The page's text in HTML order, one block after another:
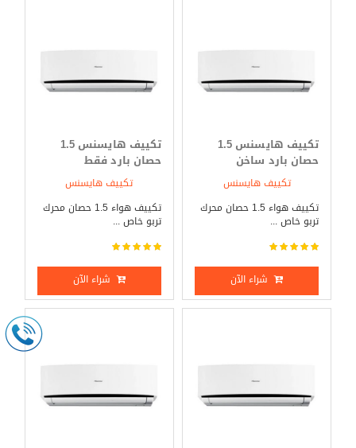
تكييف هايسنس 1.5
حصان بارد ساخن
تكييف هايسنس
تكييف هواء 1.5 حصان محرك
تربو خاص ...
شراء الآن
تكييف هايسنس 1.5
حصان بارد فقط
تكييف هايسنس
تكييف هواء 1.5 حصان محرك
تربو خاص ...
شراء الآن